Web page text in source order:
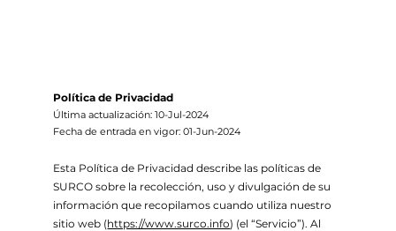
Política de Privacidad
Última actualización: 10-Jul-2024
Fecha de entrada en vigor: 01-Jun-2024
Esta Política de Privacidad describe las políticas de
SURCO sobre la recolección, uso y divulgación de su
información que recopilamos cuando utiliza nuestro
sitio web (https://www.surco.info) (el “Servicio”). Al